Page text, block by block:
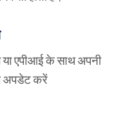
एपीआई के साथ अपनी
अपडेट करें